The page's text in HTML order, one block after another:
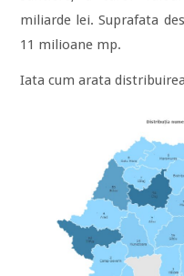
miliarde lei. Suprafata
11 milioane mp.
Iata cum arata